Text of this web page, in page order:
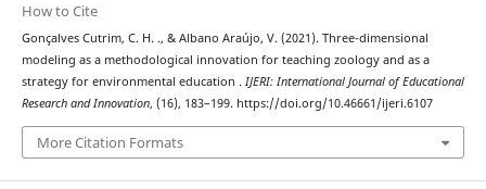
How to Cite
Gonçalves Cutrim, C. H. ., & Albano Araújo, V. (2021). Three-dimensional
modeling as a methodological innovation for teaching zoology and as a
strategy for environmental education . IJERI: International Journal of Educational
Research and Innovation, (16), 183–199. https://doi.org/10.46661/ijeri.6107
More Citation Formats